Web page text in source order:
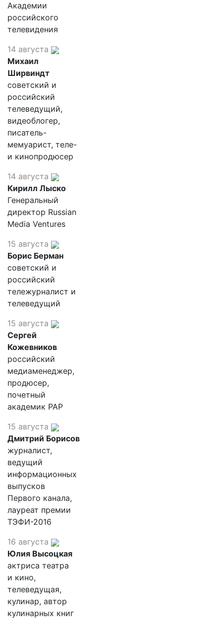
Академии
российского
телевидения
14 августа
Михаил
Ширвиндт
советский и
российский
телеведущий,
видеоблогер,
писатель-
мемуарист, теле-
и кинопродюсер
14 августа
Кирилл Лыско
Генеральный
директор Russian
Media Ventures
15 августа
Борис Берман
советский и
российский
тележурналист и
телеведущий
15 августа
Сергей
Кожевников
российский
медиаменеджер,
продюсер,
почетный
академик РАР
15 августа
Дмитрий Борисов
журналист,
ведущий
информационных
выпусков
Первого канала,
лауреат премии
ТЭФИ-2016
16 августа
Юлия Высоцкая
актриса театра
и кино,
телеведущая,
кулинар, автор
кулинарных книг